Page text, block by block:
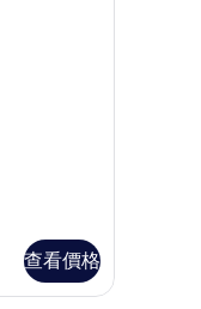
查看價格